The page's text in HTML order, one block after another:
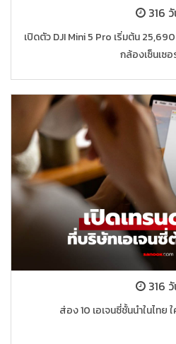
316
เปิดตัว DJI Mini 5 Pro เริ่มต้น
กล้องเซ็นเซอ
316
ส่อง 10 เอเจนซี่ชั้นนำในไทย